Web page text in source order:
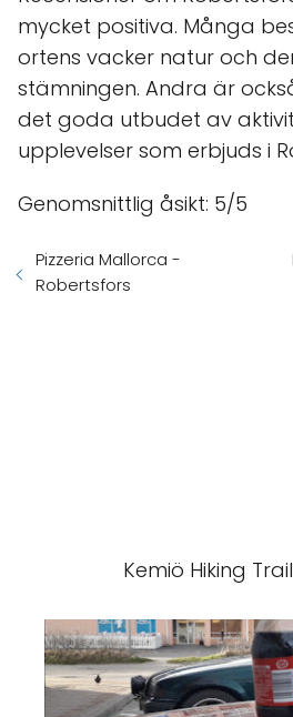
mycket positiva. Många
ortens vacker natur och
stämningen. Andra är
det goda utbudet av
upplevelser som erbjuds i
Genomsnittlig åsikt: 5/5
Pizzeria Mallorca -
Robertsfors
Kemiö Hiking